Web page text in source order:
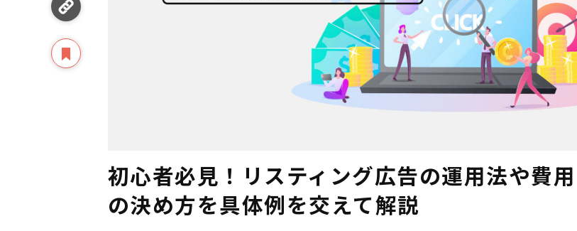
初心者必見！リスティング広告の運用法や費用
の決め方を具体例を交えて解説